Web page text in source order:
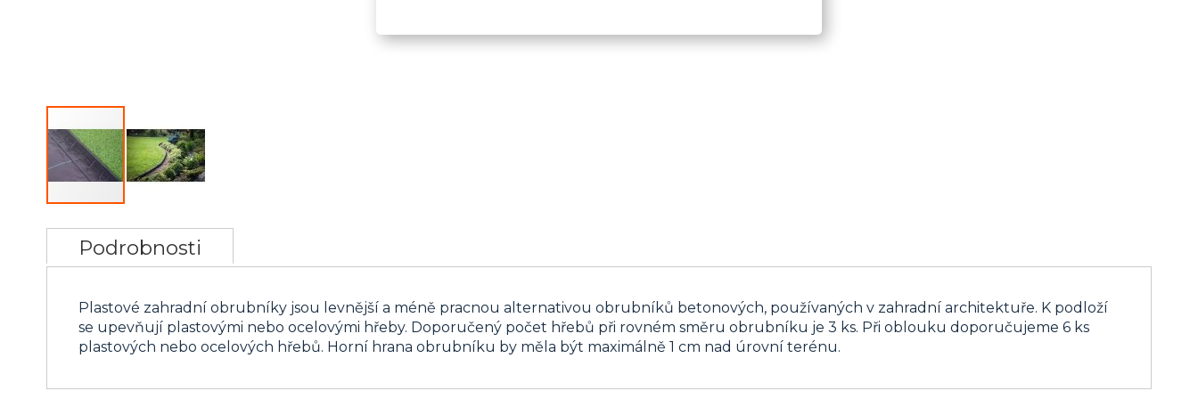
na
začátek
galerie
obrázky
Podrobnosti
Plastové zahradní obrubníky jsou levnější a méně pracnou alternativou obrubníků betonových, používaných v zahradní architektuře. K podloží
se upevňují plastovými nebo ocelovými hřeby. Doporučený počet hřebů při rovném směru obrubníku je 3 ks. Při oblouku doporučujeme 6 ks
plastových nebo ocelových hřebů. Horní hrana obrubníku by měla být maximálně 1 cm nad úrovní terénu.